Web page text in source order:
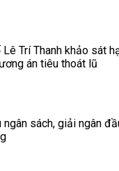
Trí Thanh khảo sát
án tiêu thoát lũ
ngân sách, giải ngân